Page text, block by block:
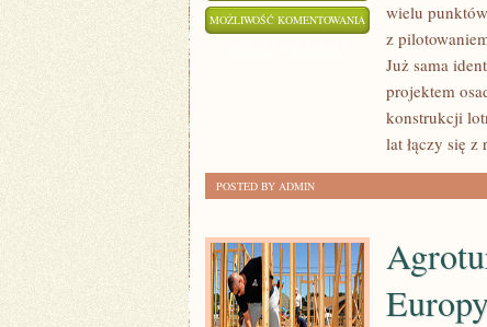
MOŻLIWOŚĆ KOMENTOWANIA KARIERA
LOTNICTWIE
wielu
z
Już sama
projektem
konstrukcji
lat łączy się
POSTED BY ADMIN